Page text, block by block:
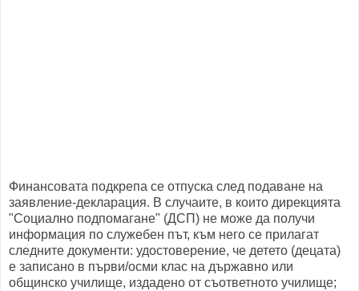
Финансовата подкрепа се отпуска след подаване на
заявление-декларация. В случаите, в които дирекцията
"Социално подпомагане" (ДСП) не може да получи
информация по служебен път, към него се прилагат
следните документи: удостоверение, че детето (децата)
е записано в първи/осми клас на държавно или
общинско училище, издадено от съответното училище;